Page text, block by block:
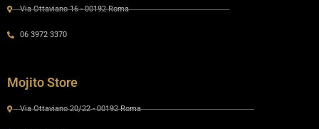
Via Ottaviano 16 - 00192 Roma
06 3972 3370
Mojito Store
Via Ottaviano 20/22 - 00192 Roma